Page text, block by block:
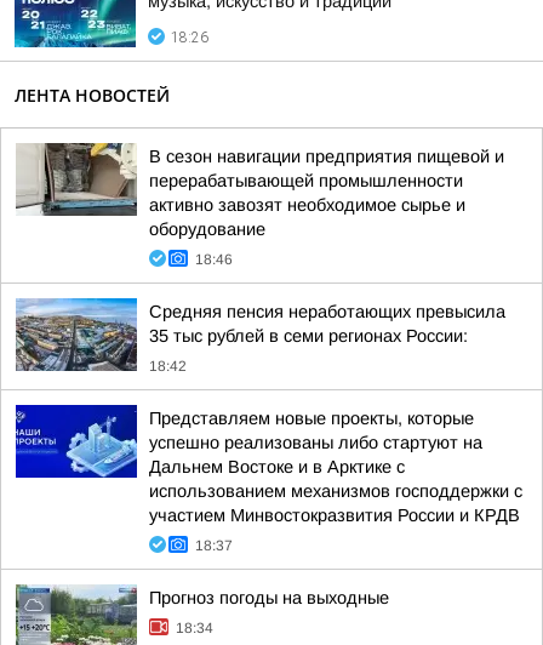
18:26
ЛЕНТА НОВОСТЕЙ
В сезон навигации предприятия пищевой и
перерабатывающей промышленности
активно завозят необходимое сырье и
оборудование
18:46
Средняя пенсия неработающих превысила
35 тыс рублей в семи регионах России:
18:42
Представляем новые проекты, которые
успешно реализованы либо стартуют на
Дальнем Востоке и в Арктике с
использованием механизмов господдержки с
участием Минвостокразвития России и КРДВ
18:37
Прогноз погоды на выходные
18:34